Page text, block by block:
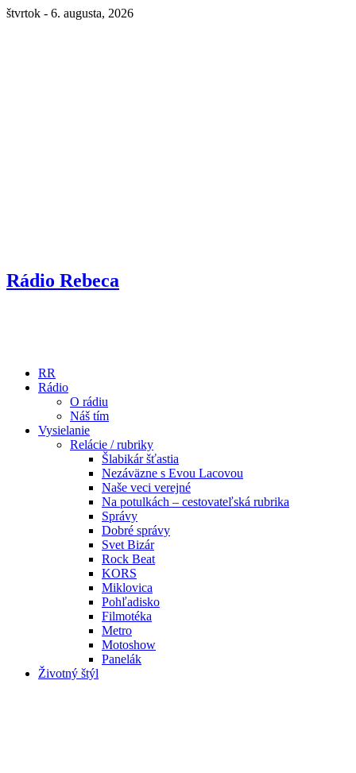
štvrtok - 6. augusta, 2026
Rádio Rebeca
RR
Rádio
O rádiu
Náš tím
Vysielanie
Relácie / rubriky
Šlabikár šťastia
Nezáväzne s Evou Lacovou
Naše veci verejné
Na potulkách – cestovateľská rubrika
Správy
Dobré správy
Svet Bizár
Rock Beat
KORS
Miklovica
Pohľadisko
Filmotéka
Metro
Motoshow
Panelák
Životný štýl